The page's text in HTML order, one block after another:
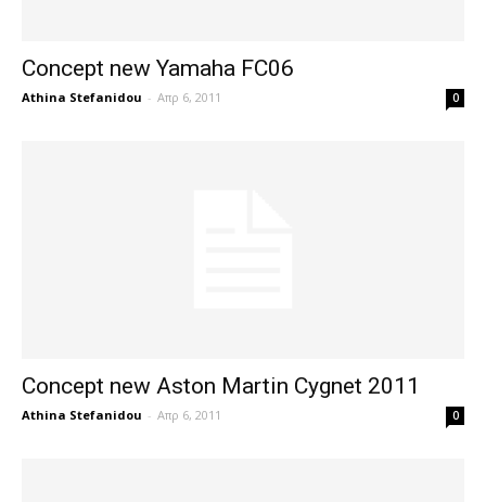
Concept new Yamaha FC06
Athina Stefanidou - Απρ 6, 2011 0
Concept new Aston Martin Cygnet 2011
Athina Stefanidou - Απρ 6, 2011 0